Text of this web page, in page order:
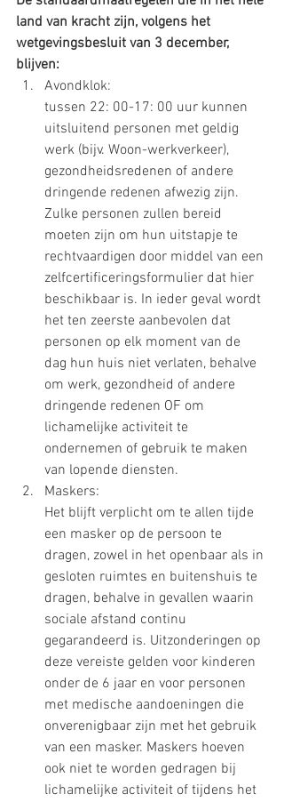
land van kracht zijn, volgens het
wetgevingsbesluit van 3 december,
blijven:
Avondklok:
tussen 22: 00-17: 00 uur kunnen
uitsluitend personen met geldig
werk (bijv. Woon-werkverkeer),
gezondheidsredenen of andere
dringende redenen afwezig zijn.
Zulke personen zullen bereid
moeten zijn om hun uitstapje te
rechtvaardigen door middel van een
zelfcertificeringsformulier dat hier
beschikbaar is. In ieder geval wordt
het ten zeerste aanbevolen dat
personen op elk moment van de
dag hun huis niet verlaten, behalve
om werk, gezondheid of andere
dringende redenen OF om
lichamelijke activiteit te
ondernemen of gebruik te maken
van lopende diensten.
Maskers:
Het blijft verplicht om te allen tijde
een masker op de persoon te
dragen, zowel in het openbaar als in
gesloten ruimtes en buitenshuis te
dragen, behalve in gevallen waarin
sociale afstand continu
gegarandeerd is. Uitzonderingen op
deze vereiste gelden voor kinderen
onder de 6 jaar en voor personen
met medische aandoeningen die
onverenigbaar zijn met het gebruik
van een masker. Maskers hoeven
ook niet te worden gedragen bij
lichamelijke activiteit of tijdens het